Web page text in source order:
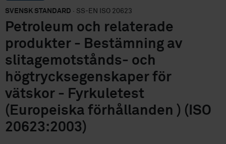
SVENSK STANDARD · SS-EN ISO 20623
Petroleum och relaterade
produkter - Bestämning av
slitagemotstånds- och
högtrycksegenskaper för
vätskor - Fyrkuletest
(Europeiska förhållanden ) (ISO
20623:2003)